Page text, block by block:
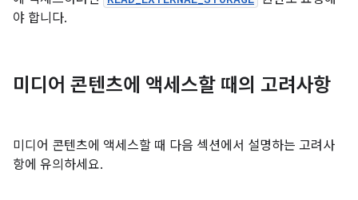
야 합니다.
미디어 콘텐츠에 액세스할 때의 고려사항
미디어 콘텐츠에 액세스할 때 다음 섹션에서 설명하는 고려사
항에 유의하세요.